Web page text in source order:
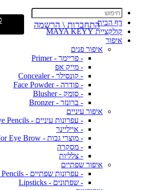
דף הבית
קולקציית MAYA KEYY
איפור
איפור פנים
- פריימר - Primer
- מייק אפ
- קונסילר - Concealer
- פודרה - Face Powder
- סומק - Blusher
- ברונזר - Bronzer
איפור עיניים
- עפרונות עיניים - Eye Pencils
- אייליינר
- מוצרי גבות - For Eye Brow
- מסקרה
- צלליות
איפור שפתיים
- עפרונות שפתיים - Lip Pencils
- שפתונים - Lipsticks
התחברות \ הרשמה